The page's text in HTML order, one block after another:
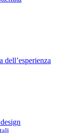
dell’esperienza